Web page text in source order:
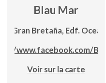
Blau Mar
C/ Gran Bretaña, Edf. Oceanic
www.facebook.com/
Voir sur la carte